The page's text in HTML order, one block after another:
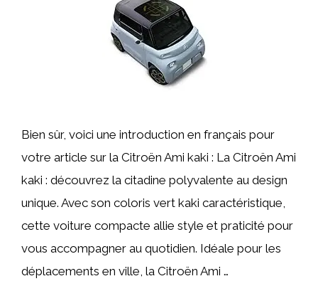
Bien sûr, voici une introduction en français pour
votre article sur la Citroën Ami kaki : La Citroën Ami
kaki : découvrez la citadine polyvalente au design
unique. Avec son coloris vert kaki caractéristique,
cette voiture compacte allie style et praticité pour
vous accompagner au quotidien. Idéale pour les
déplacements en ville, la Citroën Ami …